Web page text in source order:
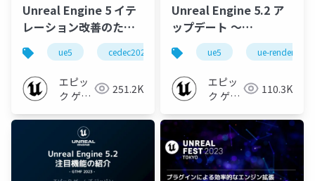
Unreal Engine 5 イテ
レーション改善のため
の新機能とバックエン
ド技術紹介【CEDEC
2023】
ue5 cedec2023 ue-editor ue-optimize
エピッ
ク ゲー
ャパン
251.2K
Unreal Engine 5.2 ア
ップデート ～
Rendering/PCG～
【GTMF 2023】
ue5 ue-rendering
エピッ
ク ゲー
ャパン
110.3K